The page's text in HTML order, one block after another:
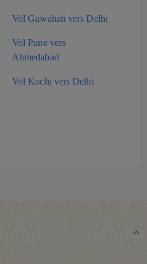
Vol Guwahati vers Delhi
Vol Pune vers
Ahmedabad
Vol Kochi vers Delhi